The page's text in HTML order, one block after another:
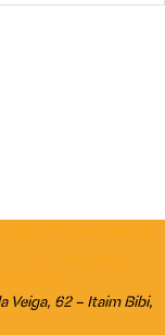
Veiga, 62 – Itaim Bibi,